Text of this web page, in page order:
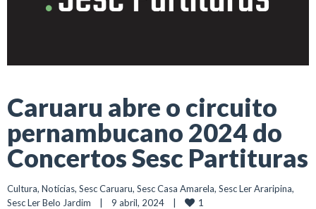
Caruaru abre o circuito
pernambucano 2024 do
Concertos Sesc Partituras
Cultura, Notícias, Sesc Caruaru, Sesc Casa Amarela, Sesc Ler Araripina
Sesc Ler Belo Jardim
    |    9 abril, 2024    |
1